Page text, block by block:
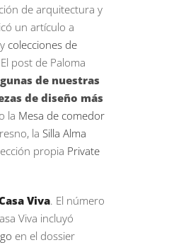
de arquitectura y
un artículo a
colecciones de
post de Paloma
de nuestras
de diseño más
la Mesa de comedor
la Silla Alma
propia Private
Viva. El número
Viva incluyó
en el dossier